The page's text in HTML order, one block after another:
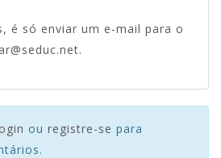
é só enviar um e-mail para o
ou registre-se para